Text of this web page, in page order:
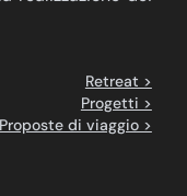
Retreat >
Progetti >
Proposte di viaggio >